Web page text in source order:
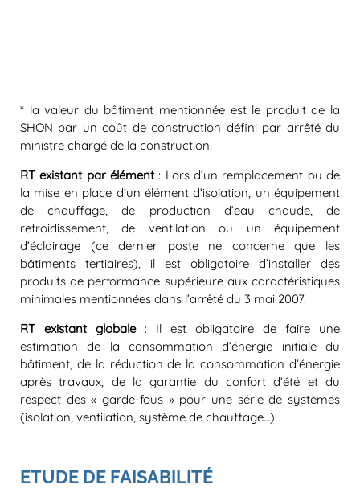
* la valeur du bâtiment mentionnée est le produit de la
SHON par un coût de construction défini par arrêté du
ministre chargé de la construction.
RT existant par élément: Lors d’un remplacement ou de
la mise en place d’un élément d’isolation, un équipement
de chauffage, de production d’eau chaude, de
refroidissement, de ventilation ou un équipement
d’éclairage (ce dernier poste ne concerne que les
bâtiments tertiaires), il est obligatoire d’installer des
produits de performance supérieure aux caractéristiques
minimales mentionnées dans l’arrêté du 3 mai 2007.
RT existant globale: Il est obligatoire de faire une
estimation de la consommation d’énergie initiale du
bâtiment, de la réduction de la consommation d’énergie
après travaux, de la garantie du confort d’été et du
respect des « garde-fous » pour une série de systèmes
(isolation, ventilation, système de chauffage…).
ETUDE DE FAISABILITÉ